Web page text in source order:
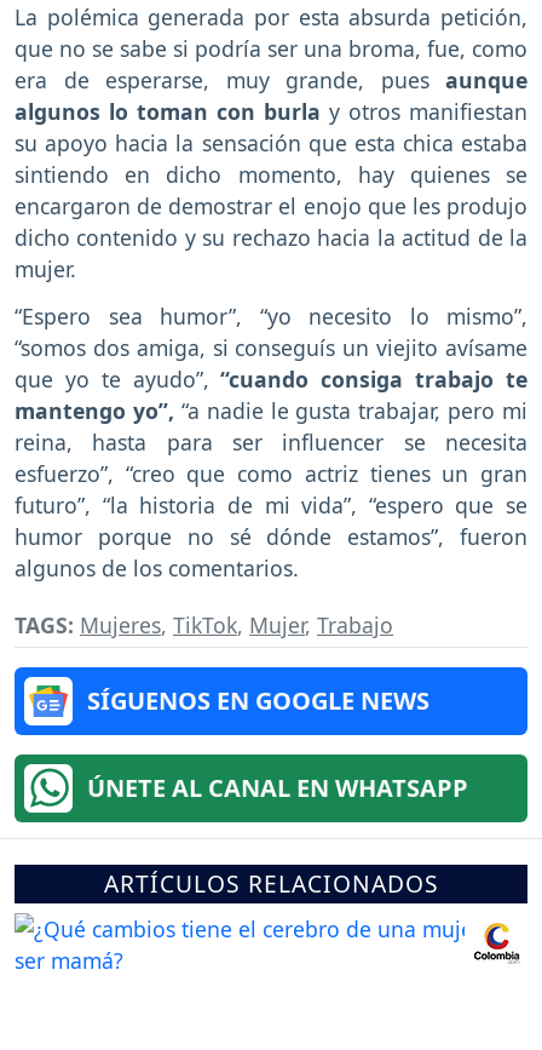
La polémica generada por esta absurda petición,
que no se sabe si podría ser una broma, fue, como
era de esperarse, muy grande, puesaunque
algunos lo toman con burla y otros manifiestan
su apoyo hacia la sensación que esta chica estaba
sintiendo en dicho momento, hay quienes se
encargaron de demostrar el enojo que les produjo
dicho contenido y su rechazo hacia la actitud de la
mujer.
“Espero sea humor”, “yo necesito lo mismo”,
“somos dos amiga, si conseguís un viejito avísame
que yo te ayudo”,“cuando consiga trabajo te
mantengo yo”, “a nadie le gusta trabajar, pero mi
reina, hasta para ser influencer se necesita
esfuerzo”, “creo que como actriz tienes un gran
futuro”, “la historia de mi vida”, “espero que se
humor porque no sé dónde estamos”, fueron
algunos de los comentarios.
TAGS: Mujeres, TikTok, Mujer, Trabajo
SÍGUENOS EN GOOGLE NEWS
ÚNETE AL CANAL EN WHATSAPP
ARTÍCULOS RELACIONADOS